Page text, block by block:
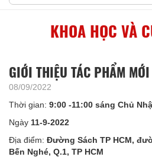
KHOA HỌC VÀ
GIỚI THIỆU TÁC PHẨM MỚI
08/09/2022
Thời gian: 9:00 -11:00 sáng Chủ
Ngày 11-9-2022
Địa điểm: Đường Sách TP HCM,
Bến Nghé, Q.1, TP HCM